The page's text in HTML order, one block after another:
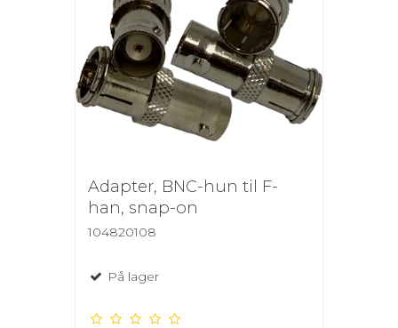
Adapter, BNC-hun til F-
han, snap-on
104820108
På lager